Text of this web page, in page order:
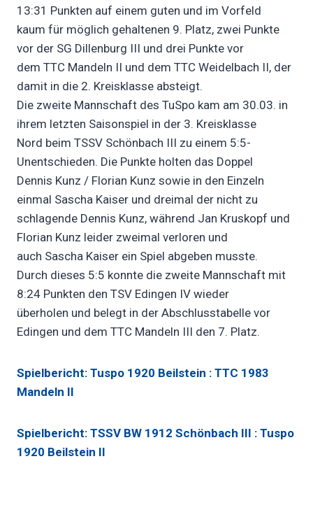
13:31 Punkten auf einem guten und im Vorfeld
kaum für möglich gehaltenen 9. Platz, zwei Punkte
vor der SG Dillenburg III und drei Punkte vor
dem TTC Mandeln II und dem TTC Weidelbach II, der
damit in die 2. Kreisklasse absteigt.
Die zweite Mannschaft des TuSpo kam am 30.03. in
ihrem letzten Saisonspiel in der 3. Kreisklasse
Nord beim TSSV Schönbach III zu einem 5:5-
Unentschieden. Die Punkte holten das Doppel
Dennis Kunz / Florian Kunz sowie in den Einzeln
einmal Sascha Kaiser und dreimal der nicht zu
schlagende Dennis Kunz, während Jan Kruskopf und
Florian Kunz leider zweimal verloren und
auch Sascha Kaiser ein Spiel abgeben musste.
Durch dieses 5:5 konnte die zweite Mannschaft mit
8:24 Punkten den TSV Edingen IV wieder
überholen und belegt in der Abschlusstabelle vor
Edingen und dem TTC Mandeln III den 7. Platz.
Spielbericht: Tuspo 1920 Beilstein : TTC 1983
Mandeln II
Spielbericht: TSSV BW 1912 Schönbach III : Tuspo
1920 Beilstein II